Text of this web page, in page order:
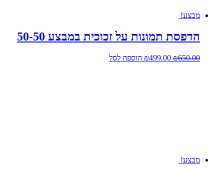
מבצע!
הדפסת תמונות על זכוכית במבצע 50-50
₪650.00
המחיר ₪499.00
המחיר
הוספה לסל
מבצע!